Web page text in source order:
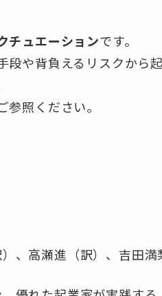
チュエーションです。
や背負えるリスクから
照ください。
、高瀬進（訳）、吉田満